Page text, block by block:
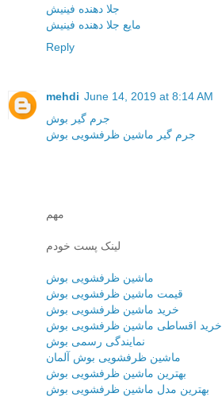
جلا دهنده فینیش
مایع جلا دهنده فینیش
Reply
mehdi June 14, 2019 at 8:14 AM
جرم گیر بوش
جرم گیر ماشین ظرفشویی بوش
مهم
لینک پست خودم
ماشین ظرفشویی بوش
قیمت ماشین ظرفشویی بوش
خرید ماشین ظرفشویی بوش
خرید اقساطی ماشین ظرفشویی بوش
نمایندگی رسمی بوش
ماشین ظرفشویی بوش آلمان
بهترین ماشین ظرفشویی بوش
بهترین مدل ماشین ظرفشویی بوش